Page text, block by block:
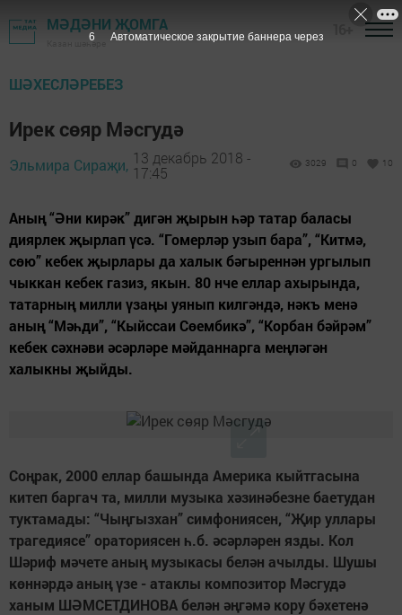
МӘДӘНИ ҖОМГА
Казан шәһәре
ШӘХЕСЛӘРЕБЕЗ
Ирек сөяр Мәсгудә
Эльмира Сираҗи, 13 декабрь 2018 -
17:45
3029 0 10
Аның “Әни кирәк” дигән җырын һәр татар баласы
диярлек җырлап үсә. “Гомерләр узып бара”, “Китмә,
сөю” кебек җырлары да халык бәгыреннән ургылып
чыккан кебек газиз, якын. 80 нче еллар ахырында,
татарның милли үзаңы уянып килгәндә, нәкъ менә
аның “Мәһди”, “Кыйссаи Сөембикә”, “Корбан бәйрәм”
кебек сәхнәви әсәрләре мәйданнарга меңләгән
халыкны җыйды.
Соңрак, 2000 еллар башында Америка кыйтгасына
китеп баргач та, милли музыка хәзинәбезне баетудан
туктамады: “Чыңгызхан” симфониясен, “Җир уллары
трагедиясе” ораториясен һ.б. әсәрләрен язды. Кол
Шәриф мәчете аның музыкасы белән ачылды. Шушы
көннәрдә аның үзе - атаклы композитор Мәсгудә
ханым ШӘМСЕТДИНОВА белән әңгәмә кору бәхетенә
5 Автоматическое закрытие баннера через